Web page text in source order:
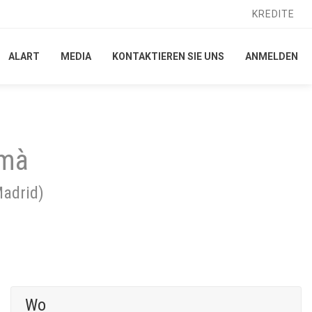
KREDITE
ALART MEDIA KONTAKTIEREN SIE UNS ANMELDEN
KREDITE
ALART MEDIA KONTAKTIEREN SIE UNS ANMELDEN
)
Wo